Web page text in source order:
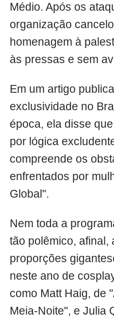
Médio. Após os
organização
homenagem à
às pressas e sem
Em um artigo
exclusividade no
época, ela disse
por lógica
compreende os
enfrentados por
Global".
Nem toda a
tão polêmico, afinal,
proporções
neste ano de
como Matt Haig, de
Meia-Noite", e Julia